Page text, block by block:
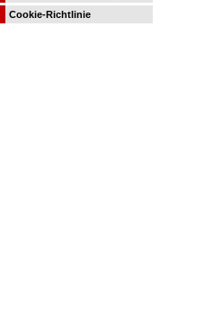
Cookie-Richtlinie